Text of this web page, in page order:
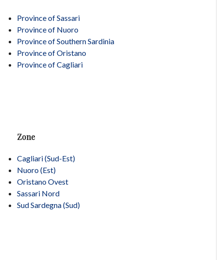
Province of Sassari
Province of Nuoro
Province of Southern Sardinia
Province of Oristano
Province of Cagliari
Zone
Cagliari (Sud-Est)
Nuoro (Est)
Oristano Ovest
Sassari Nord
Sud Sardegna (Sud)